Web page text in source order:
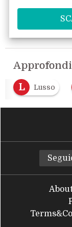
L
Lusso